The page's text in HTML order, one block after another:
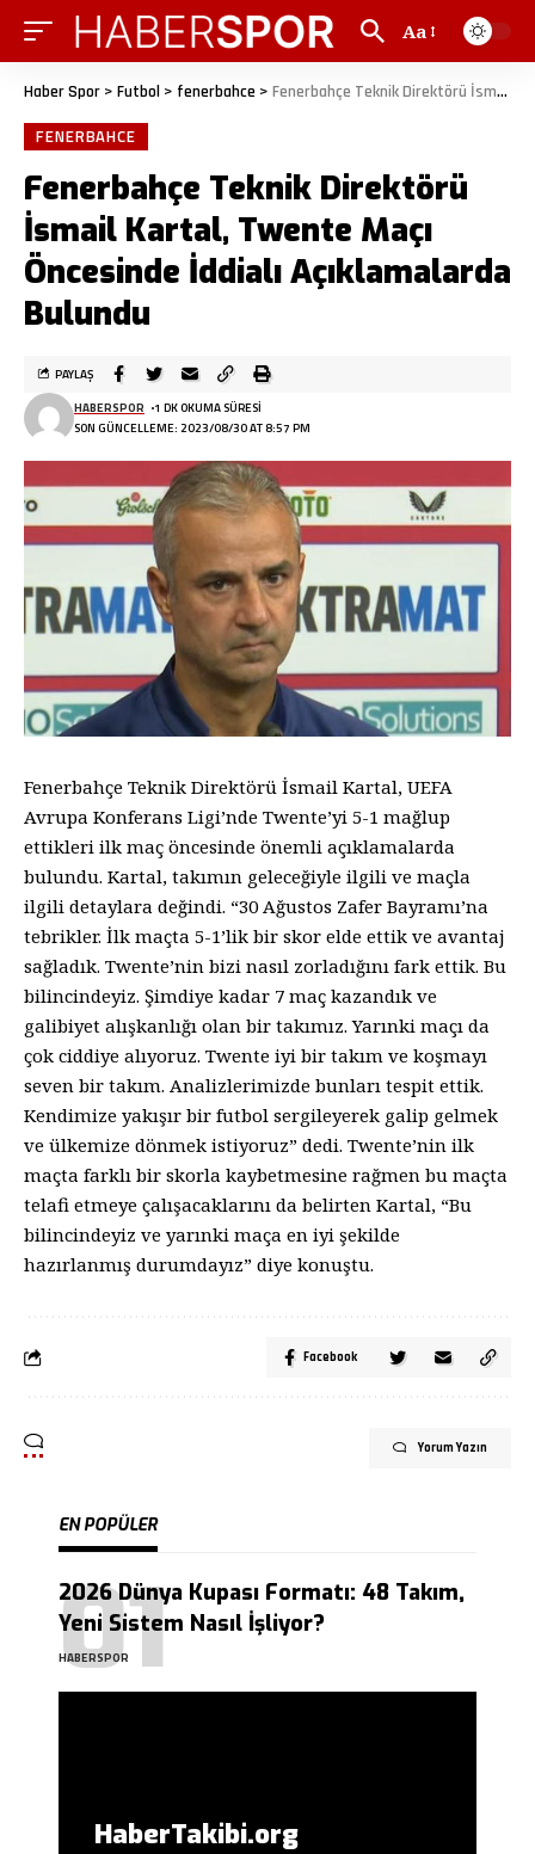
Aa
Haber Spor > Futbol > fenerbahce > Fenerbahçe Teknik Direktörü İsmail Kartal, Twente Maçı Öncesinde İddialı Açıklamalarda Bulundu
FENERBAHCE
Fenerbahçe Teknik Direktörü
İsmail Kartal, Twente Maçı
Öncesinde İddialı Açıklamalarda
Bulundu
SON GÜNCELLEME: 2023/08/30 AT 8:57 PM
HABERSPOR 1 DK OKUMA SÜRESI
PAYLAŞ
Fenerbahçe Teknik Direktörü İsmail Kartal, UEFA
Avrupa Konferans Ligi’nde Twente’yi 5-1 mağlup
ettikleri ilk maç öncesinde önemli açıklamalarda
bulundu. Kartal, takımın geleceğiyle ilgili ve maçla
ilgili detaylara değindi. “30 Ağustos Zafer Bayramı’na
tebrikler. İlk maçta 5-1’lik bir skor elde ettik ve avantaj
sağladık. Twente’nin bizi nasıl zorladığını fark ettik. Bu
bilincindeyiz. Şimdiye kadar 7 maç kazandık ve
galibiyet alışkanlığı olan bir takımız. Yarınki maçı da
çok ciddiye alıyoruz. Twente iyi bir takım ve koşmayı
seven bir takım. Analizlerimizde bunları tespit ettik.
Kendimize yakışır bir futbol sergileyerek galip gelmek
ve ülkemize dönmek istiyoruz” dedi. Twente’nin ilk
maçta farklı bir skorla kaybetmesine rağmen bu maçta
telafi etmeye çalışacaklarını da belirten Kartal, “Bu
bilincindeyiz ve yarınki maça en iyi şekilde
hazırlanmış durumdayız” diye konuştu.
Facebook
Yorum Yazın
EN POPÜLER
2026 Dünya Kupası Formatı: 48 Takım,
Yeni Sistem Nasıl İşliyor?
HABERSPOR
HaberTakibi.org